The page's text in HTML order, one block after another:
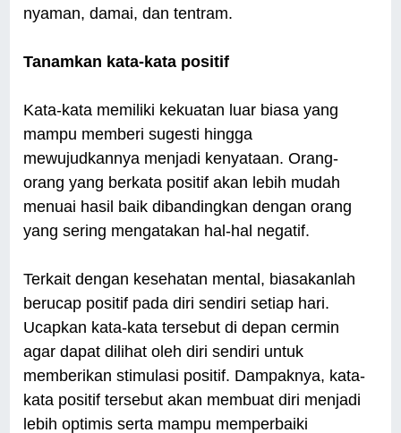
nyaman, damai, dan tentram.
Tanamkan kata-kata positif
Kata-kata memiliki kekuatan luar biasa yang
mampu memberi sugesti hingga
mewujudkannya menjadi kenyataan. Orang-
orang yang berkata positif akan lebih mudah
menuai hasil baik dibandingkan dengan orang
yang sering mengatakan hal-hal negatif.
Terkait dengan kesehatan mental, biasakanlah
berucap positif pada diri sendiri setiap hari.
Ucapkan kata-kata tersebut di depan cermin
agar dapat dilihat oleh diri sendiri untuk
memberikan stimulasi positif. Dampaknya, kata-
kata positif tersebut akan membuat diri menjadi
lebih optimis serta mampu memperbaiki